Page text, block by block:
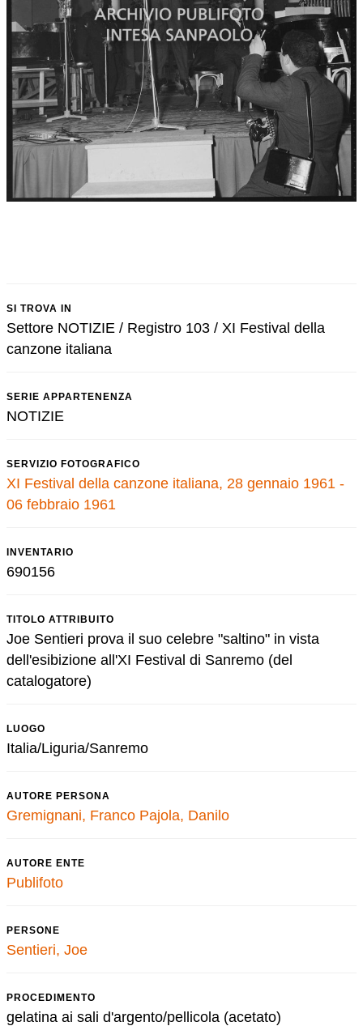
SI TROVA IN
Settore NOTIZIE / Registro 103 / XI Festival della
canzone italiana
SERIE APPARTENENZA
NOTIZIE
SERVIZIO FOTOGRAFICO
XI Festival della canzone italiana, 28 gennaio 1961 -
06 febbraio 1961
INVENTARIO
690156
TITOLO ATTRIBUITO
Joe Sentieri prova il suo celebre "saltino" in vista
dell'esibizione all'XI Festival di Sanremo (del
catalogatore)
LUOGO
Italia/Liguria/Sanremo
AUTORE PERSONA
Gremignani, Franco Pajola, Danilo
AUTORE ENTE
Publifoto
PERSONE
Sentieri, Joe
PROCEDIMENTO
gelatina ai sali d'argento/pellicola (acetato)